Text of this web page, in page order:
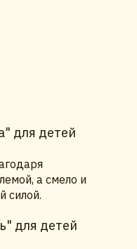
для детей
а смело и
силой.
для детей